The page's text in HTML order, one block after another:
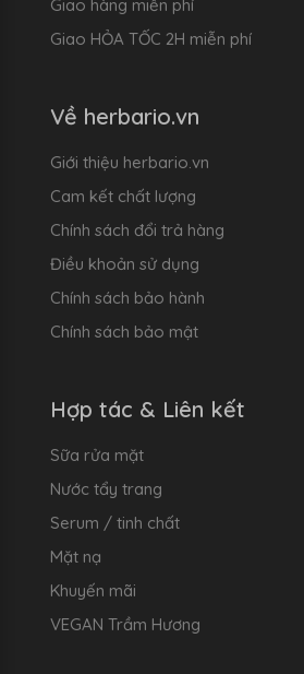
Giao hàng miễn phí
Giao HỎA TỐC 2H miễn phí
Về herbario.vn
Giới thiệu herbario.vn
Cam kết chất lượng
Chính sách đổi trả hàng
Điều khoản sử dụng
Chính sách bảo hành
Chính sách bảo mật
Hợp tác & Liên kết
Sữa rửa mặt
Nước tẩy trang
Serum / tinh chất
Mặt nạ
Khuyến mãi
VEGAN Trầm Hương